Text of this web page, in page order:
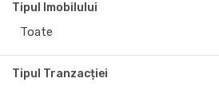
Tipul Imobilului
Toate
Tipul Tranzacției